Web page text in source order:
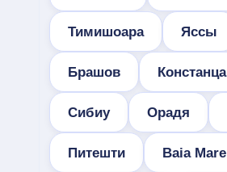
Тимишоара Яссы
Брашов Констанца
Сибиу Орадя
Питешти Baia Mare